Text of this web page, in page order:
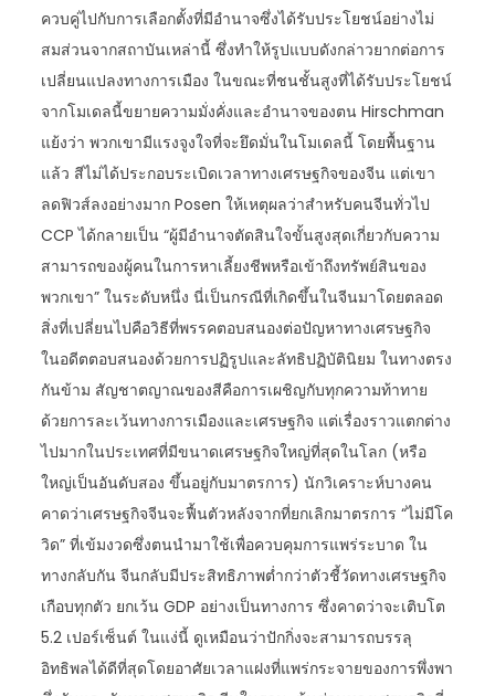
ควบคู่ไปกับการเลือกตั้งที่มีอำนาจซึ่งได้รับประโยชน์อย่างไม่
สมส่วนจากสถาบันเหล่านี้ ซึ่งทำให้รูปแบบดังกล่าวยากต่อการ
เปลี่ยนแปลงทางการเมือง ในขณะที่ชนชั้นสูงที่ได้รับประโยชน์
จากโมเดลนี้ขยายความมั่งคั่งและอำนาจของตน Hirschman
แย้งว่า พวกเขามีแรงจูงใจที่จะยึดมั่นในโมเดลนี้ โดยพื้นฐาน
แล้ว สีไม่ได้ประกอบระเบิดเวลาทางเศรษฐกิจของจีน แต่เขา
ลดฟิวส์ลงอย่างมาก Posen ให้เหตุผลว่าสำหรับคนจีนทั่วไป
CCP ได้กลายเป็น “ผู้มีอำนาจตัดสินใจขั้นสูงสุดเกี่ยวกับความ
สามารถของผู้คนในการหาเลี้ยงชีพหรือเข้าถึงทรัพย์สินของ
พวกเขา” ในระดับหนึ่ง นี่เป็นกรณีที่เกิดขึ้นในจีนมาโดยตลอด
สิ่งที่เปลี่ยนไปคือวิธีที่พรรคตอบสนองต่อปัญหาทางเศรษฐกิจ
ในอดีตตอบสนองด้วยการปฏิรูปและลัทธิปฏิบัตินิยม ในทางตรง
กันข้าม สัญชาตญาณของสีคือการเผชิญกับทุกความท้าทาย
ด้วยการละเว้นทางการเมืองและเศรษฐกิจ แต่เรื่องราวแตกต่าง
ไปมากในประเทศที่มีขนาดเศรษฐกิจใหญ่ที่สุดในโลก (หรือ
ใหญ่เป็นอันดับสอง ขึ้นอยู่กับมาตรการ) นักวิเคราะห์บางคน
คาดว่าเศรษฐกิจจีนจะฟื้นตัวหลังจากที่ยกเลิกมาตรการ “ไม่มีโค
วิด” ที่เข้มงวดซึ่งตนนำมาใช้เพื่อควบคุมการแพร่ระบาด ใน
ทางกลับกัน จีนกลับมีประสิทธิภาพต่ำกว่าตัวชี้วัดทางเศรษฐกิจ
เกือบทุกตัว ยกเว้น GDP อย่างเป็นทางการ ซึ่งคาดว่าจะเติบโต
5.2 เปอร์เซ็นต์ ในแง่นี้ ดูเหมือนว่าปักกิ่งจะสามารถบรรลุ
อิทธิพลได้ดีที่สุดโดยอาศัยเวลาแฝงที่แพร่กระจายของการพึ่งพา